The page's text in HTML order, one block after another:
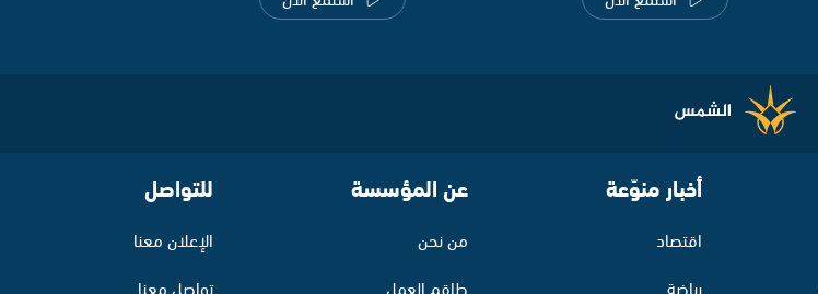
أخبار منوّعة
اقتصاد
رياضة
عن المؤسسة
من نحن
طاقم العمل
للتواصل
الإعلان معنا
تواصل معنا